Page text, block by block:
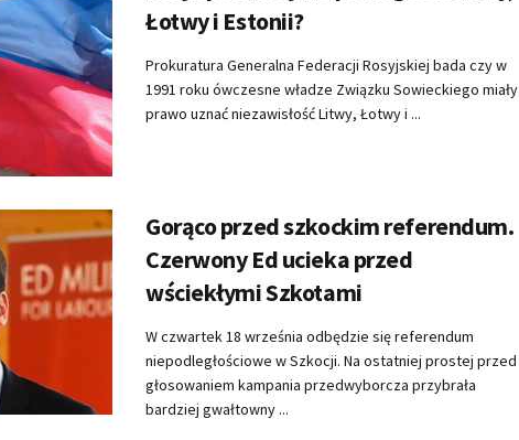
Łotwy i Estonii?
Prokuratura Generalna Federacji Rosyjskiej bada czy w
1991 roku ówczesne władze Związku Sowieckiego miały
prawo uznać niezawisłość Litwy, Łotwy i ...
Gorąco przed szkockim referendum.
Czerwony Ed ucieka przed
wściekłymi Szkotami
W czwartek 18 września odbędzie się referendum
niepodległościowe w Szkocji. Na ostatniej prostej przed
głosowaniem kampania przedwyborcza przybrała
bardziej gwałtowny ...